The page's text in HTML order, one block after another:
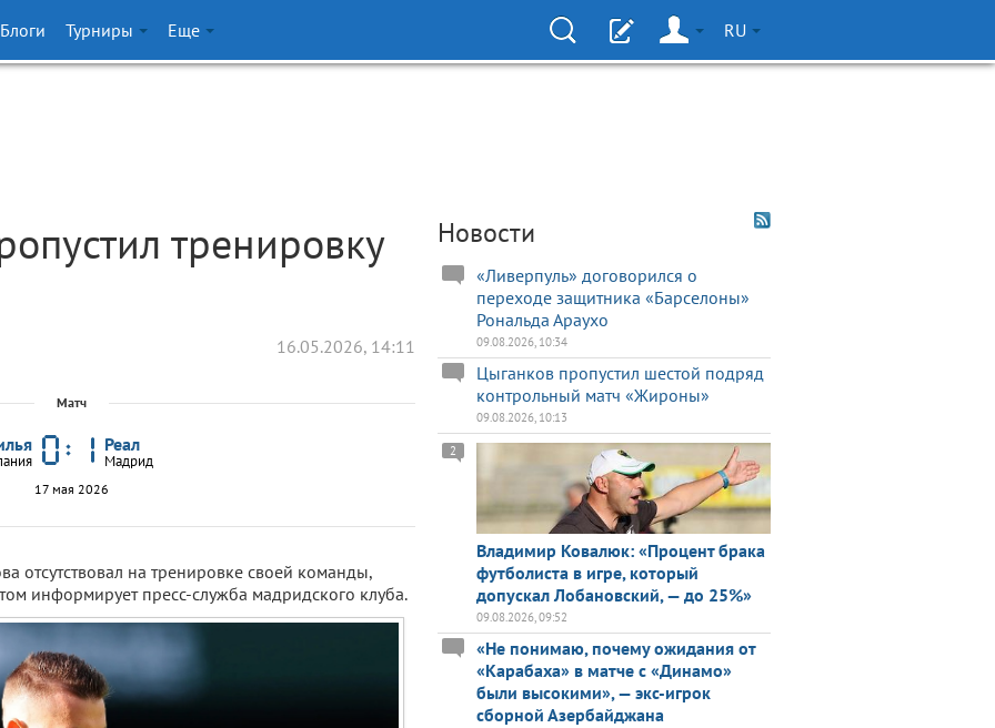
Блоги Турниры Еще RU
тренировку
16.05.2026, 14:11
Матч
Реал
Мадрид
17 мая 2026
отсутствовал на тренировке своей команды,
информирует пресс-служба мадридского клуба.
Новости
«Ливерпуль» договорился о
переходе защитника «Барселоны»
Рональда Араухо
09.08.2026, 10:34
Цыганков пропустил шестой подряд
контрольный матч «Жироны»
09.08.2026, 10:13
Владимир Ковалюк: «Процент брака
футболиста в игре, который
допускал Лобановский, — до 25%»
2
09.08.2026, 09:52
«Не понимаю, почему ожидания от
«Карабаха» в матче с «Динамо»
были высокими», — экс-игрок
сборной Азербайджана